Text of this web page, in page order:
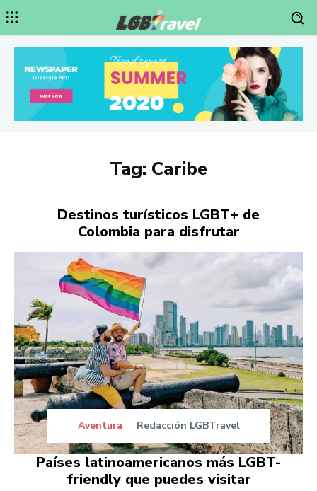
Tag: Caribe
Destinos turísticos LGBT+ de
Colombia para disfrutar
Aventura Redacción LGBTravel
Países latinoamericanos más LGBT-
friendly que puedes visitar